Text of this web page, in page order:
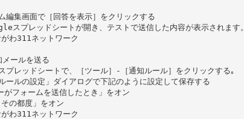
集画面で［回答を表示］をクリックする
スプレッドシートが開き、テストで送信した内容が表示されます。
がわ311ネットワーク
ールを送る
レッドシートで、［ツール］-［通知ルール］をクリックする｡
ルの設定」ダイアログで下記のように設定して保存する
がフォームを送信したとき」をオン
の都度」をオン
がわ311ネットワーク